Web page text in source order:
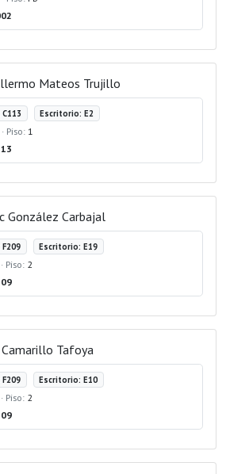
Mateos Trujillo
Escritorio: E2
· Piso: 1
González Carbajal
Escritorio: E19
· Piso: 2
Camarillo Tafoya
Escritorio: E10
· Piso: 2